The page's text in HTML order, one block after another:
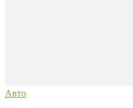
Авто